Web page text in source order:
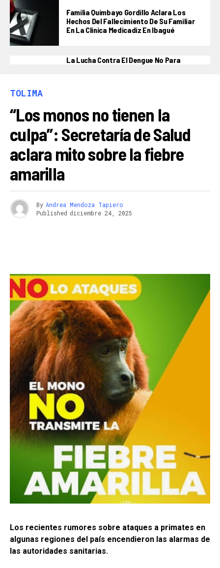
Familia Quimbayo Gordillo Aclara Los
Hechos Del Fallecimiento De Su Familiar
En La Clínica Medicadiz En Ibagué
La Lucha Contra El Dengue No Para
TOLIMA
“Los monos no tienen la
culpa”: Secretaría de Salud
aclara mito sobre la fiebre
amarilla
By Andrea Mendoza Tapiero
Published diciembre 24, 2025
Los recientes rumores sobre ataques a primates en
algunas regiones del país encendieron las alarmas de
las autoridades sanitarias.